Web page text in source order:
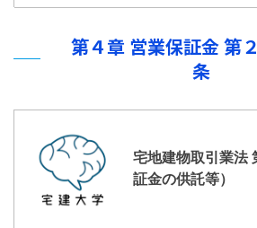
第４章 営業保証金 第
条
宅地建物取引業法
証金の供託等）